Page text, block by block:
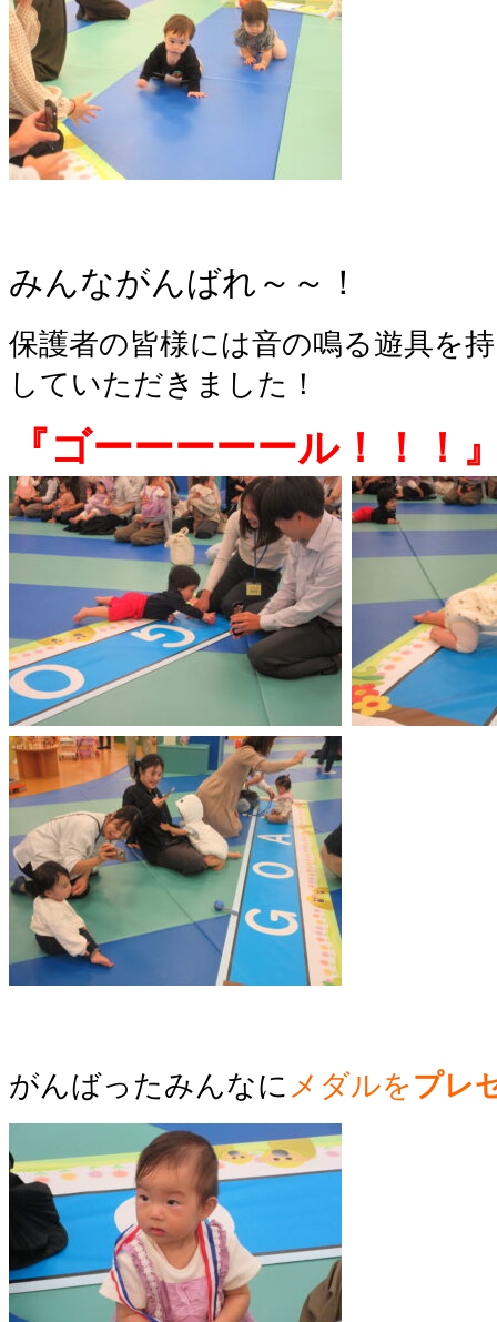
みんながんばれ～～！
保護者の皆様には音の鳴る遊具を
していただきました！
『ゴーーーーール！！！
がんばったみんなに メダルをプレ